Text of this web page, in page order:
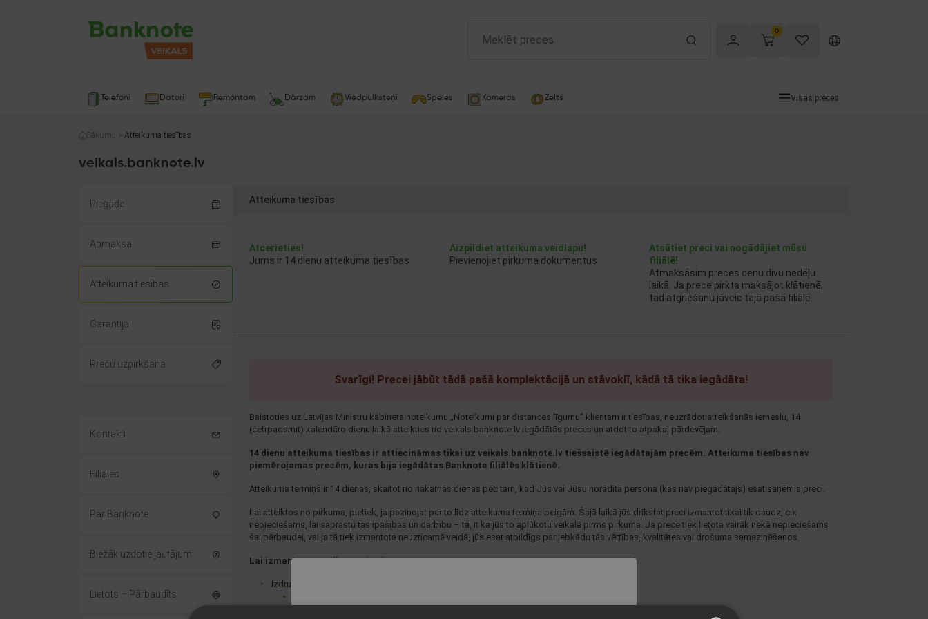
0
Telefoni Datori Remontam Dārzam Viedpulksteņi Spēles Kameras Zelts Visas preces
Sākums Atteikuma tiesības
veikals.banknote.lv
Piegāde
Apmaksa
Atteikuma tiesības
Garantija
Preču uzpirkšana
Kontakti
Filiāles
Par Banknote
Biežāk uzdotie jautājumi
Lietots – Pārbaudīts
Atteikuma tiesības
Atcerieties!
Jums ir 14 dienu atteikuma tiesības.
Aizpildiet atteikuma veidlapu!
Pievienojiet pirkuma dokumentus.
Atsūtiet preci vai nogādājiet mūsu
filiālē!
Atmaksāsim preces cenu divu nedēļu
laikā. Ja prece pirkta maksājot klātienē,
tad atgriešanu jāveic tajā pašā filiālē.
Svarīgi! Precei jābūt tādā pašā komplektācijā un stāvoklī, kādā tā tika iegādāta!
Balstoties uz Latvijas Ministru kabineta noteikumu „Noteikumi par distances līgumu” klientam ir tiesības, neuzrādot atteikšanās iemeslu, 14
(četrpadsmit) kalendāro dienu laikā atteikties no veikals.banknote.lv iegādātās preces un atdot to atpakaļ pārdevējam.
14 dienu atteikuma tiesības ir attiecināmas tikai uz veikals.banknote.lv tiešsaistē iegādātajām precēm. Atteikuma tiesības nav
piemērojamas precēm, kuras bija iegādātas Banknote filiālēs klātienē.
Atteikuma termiņš ir 14 dienas, skaitot no nākamās dienas pēc tam, kad Jūs vai Jūsu norādītā persona (kas nav piegādātājs) esat saņēmis preci.
Lai atteiktos no pirkuma, pietiek, ja paziņojat par to līdz atteikuma termiņa beigām. Šajā laikā jūs drīkstat preci izmantot tikai tik daudz, cik
nepieciešams, lai saprastu tās īpašības un darbību – tā, it kā jūs to aplūkotu veikalā pirms pirkuma. Ja prece tiek lietota vairāk nekā nepieciešams
šai pārbaudei, vai ja tā tiek izmantota neuzticamā veidā, jūs esat atbildīgs par jebkādu tās vērtības, kvalitātes vai drošuma samazināšanos.
Lai izmantotu atteikuma tiesības:
Izdrukājiet un aizpildiet veidlapu par atteikuma tiesību izmantošanu: